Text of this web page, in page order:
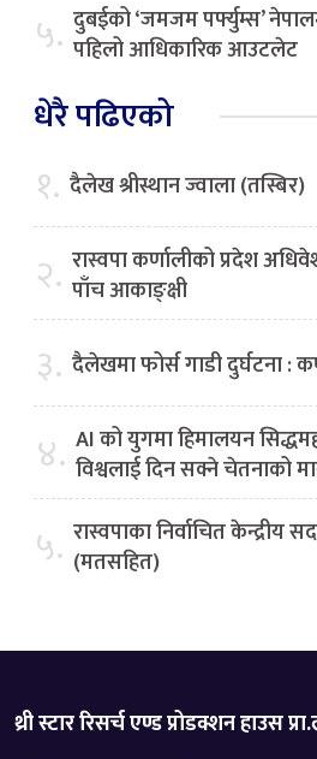
५. दुबईको ‘जमजम पर्फ्युम्स’
पहिलो आधिकारिक आउटलेट
धेरै पढिएको
१. दैलेख श्रीस्थान ज्वाला (तस्बिर)
२. रास्वपा कर्णालीको प्रदेश
पाँच आकाङ्क्षी
३. दैलेखमा फोर्स गाडी दुर्घटना :
४. AI को युगमा हिमालयन
विश्वलाई दिन सक्ने चेतनाको
५. रास्वपाका निर्वाचित केन्द्रीय
(मतसहित)
थ्री स्टार रिसर्च एण्ड प्रोडक्शन हाउस